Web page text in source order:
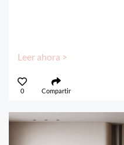
Leer ahora >
0 Compartir